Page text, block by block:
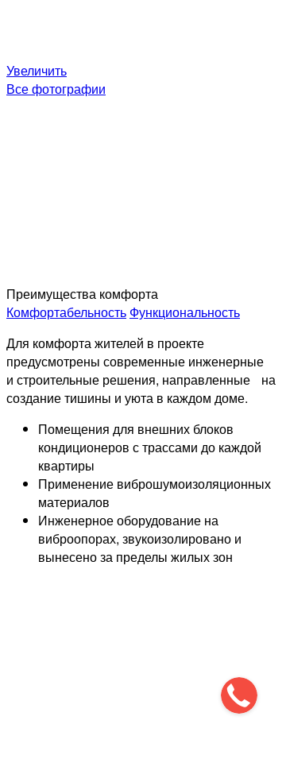
Увеличить
Все фотографии
Преимущества комфорта
Комфортабельность Функциональность
Для комфорта жителей в проекте
предусмотрены современные инженерные
и строительные решения, направленные на
создание тишины и уюта в каждом доме.
Помещения для внешних блоков
кондиционеров с трассами до каждой
квартиры
Применение виброшумоизоляционных
материалов
Инженерное оборудование на
виброопорах, звукоизолировано и
вынесено за пределы жилых зон